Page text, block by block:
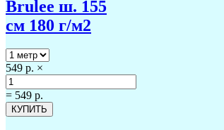
Brulee ш. 155
см 180 г/м2
549 р. ×
= 549 р.